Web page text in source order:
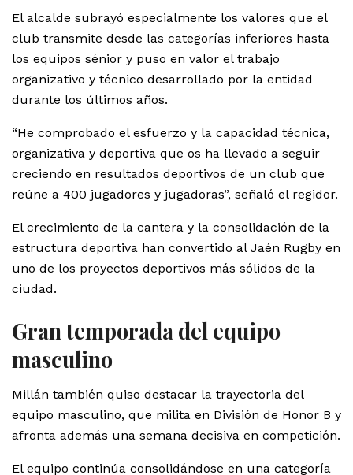
El alcalde subrayó especialmente los valores que el
club transmite desde las categorías inferiores hasta
los equipos sénior y puso en valor el trabajo
organizativo y técnico desarrollado por la entidad
durante los últimos años.
“He comprobado el esfuerzo y la capacidad técnica,
organizativa y deportiva que os ha llevado a seguir
creciendo en resultados deportivos de un club que
reúne a 400 jugadores y jugadoras”, señaló el regidor.
El crecimiento de la cantera y la consolidación de la
estructura deportiva han convertido al Jaén Rugby en
uno de los proyectos deportivos más sólidos de la
ciudad.
Gran temporada del equipo
masculino
Millán también quiso destacar la trayectoria del
equipo masculino, que milita en División de Honor B y
afronta además una semana decisiva en competición.
El equipo continúa consolidándose en una categoría